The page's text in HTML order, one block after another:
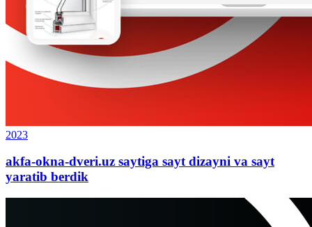
2023
akfa-okna-dveri.uz saytiga sayt dizayni va sayt
yaratib berdik